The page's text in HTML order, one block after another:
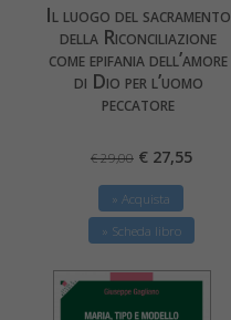
Il luogo del sacramento
della Riconciliazione
come epifania dell’amore
di Dio per l’uomo
peccatore
€ 29,00 € 27,55
» Acquista
» Scheda libro